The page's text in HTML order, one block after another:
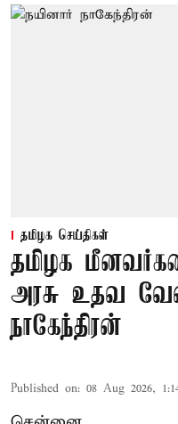
தமிழக செய்திகள்
தமிழக
அரசு உதவ
நாகேந்திரன்
Published on: 08 Aug 2026,